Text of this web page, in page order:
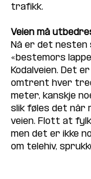
trafikk.
Veien må
Nå er det nesten
«bestemors
Kodalveien. Det
omtrent hver
meter, kanskje
slik føles det når
veien. Flott at
men det er ikke
om telehiv,